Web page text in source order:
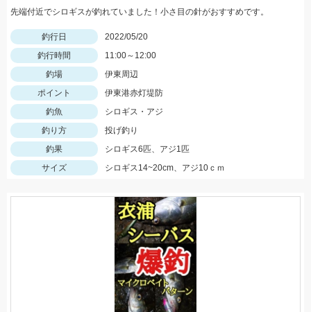
先端付近でシロギスが釣れていました！小さ目の針がおすすめです。
釣行日
2022/05/20
釣行時間
11:00～12:00
釣場
伊東周辺
ポイント
伊東港赤灯堤防
釣魚
シロギス・アジ
釣り方
投げ釣り
釣果
シロギス6匹、アジ1匹
サイズ
シロギス14~20cm、アジ10ｃｍ